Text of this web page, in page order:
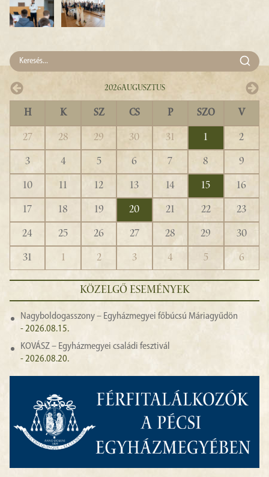
2026Augusztus
H K SZ CS P SZO V
27 28 29 30 31 1
2
3
4 5 6 7 8
9
10
11 12 13 14 15
16
17
18 19 20 21 22
23
24
25 26 27 28 29
30
31
1 2 3 4 5 6
KÖZELGŐ ESEMÉNYEK
Nagyboldogasszony – Egyházmegyei főbúcsú Máriagyűdön
- 2026.08.15.
KOVÁSZ – Egyházmegyei családi fesztivál
- 2026.08.20.